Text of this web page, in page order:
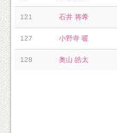
121 石井 将希
127 小野寺 暖
128 奥山 皓太